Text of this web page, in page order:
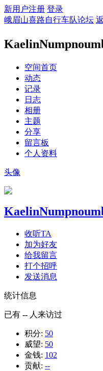
新用户注册 登录
峨眉山喜路自行车队论坛
空间首页
动态
记录
日志
相册
主题
分享
留言板
个人资料
头像
收听TA
加为好友
给我留言
打个招呼
发送消息
统计信息
已有 -- 人来访过
积分: 50
威望: 50
金钱: 102
贡献: --